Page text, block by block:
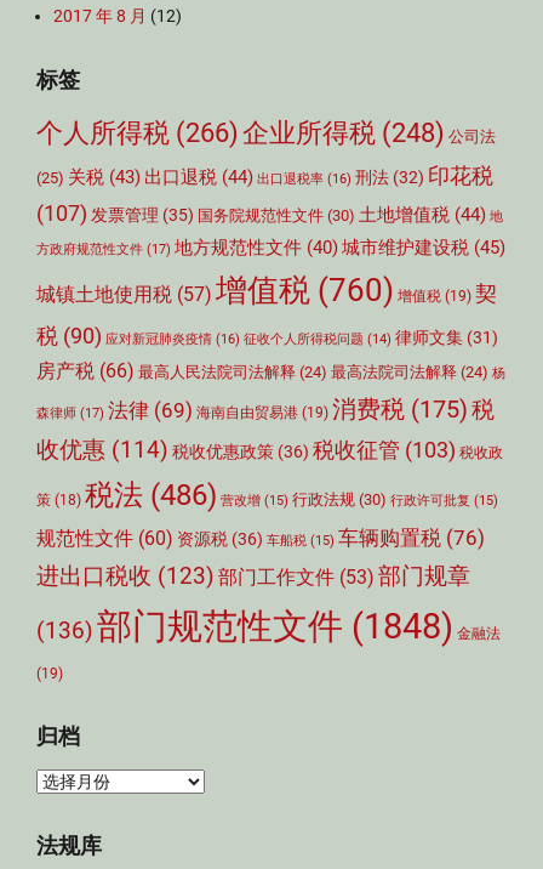
2017 年 8 月 (12)
标签
个人所得税 (266) 企业所得税 (248) 公司法
(25) 关税 (43) 出口退税 (44) 出口退税率 (16) 刑法 (32) 印花税
(107) 发票管理 (35) 国务院规范性文件 (30) 土地增值税 (44) 地
方政府规范性文件 (17) 地方规范性文件 (40)城市维护建设税 (45)
城镇土地使用税 (57) 增值税 (760) 增值税 (19) 契
税 (90) 应对新冠肺炎疫情 (16) 征收个人所得税问题 (14) 律师文集 (31)
房产税 (66) 最高人民法院司法解释 (24) 最高法院司法解释 (24) 杨
森律师 (17) 法律 (69) 海南自由贸易港 (19) 消费税 (175)税
收优惠 (114) 税收优惠政策 (36) 税收征管 (103) 税收政
策 (18) 税法 (486) 营改增 (15) 行政法规 (30) 行政许可批复 (15)
规范性文件 (60) 资源税 (36) 车船税 (15) 车辆购置税 (76)
进出口税收 (123) 部门工作文件 (53) 部门规章
(136)部门规范性文件 (1848) 金融法
(19)
归档
归
法规库